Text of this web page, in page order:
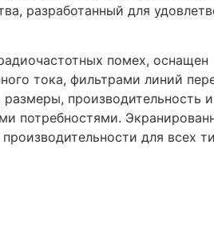
разработанный для
помех, оснащен
тока, фильтрами линий
производительность и
потребностями.
для всех